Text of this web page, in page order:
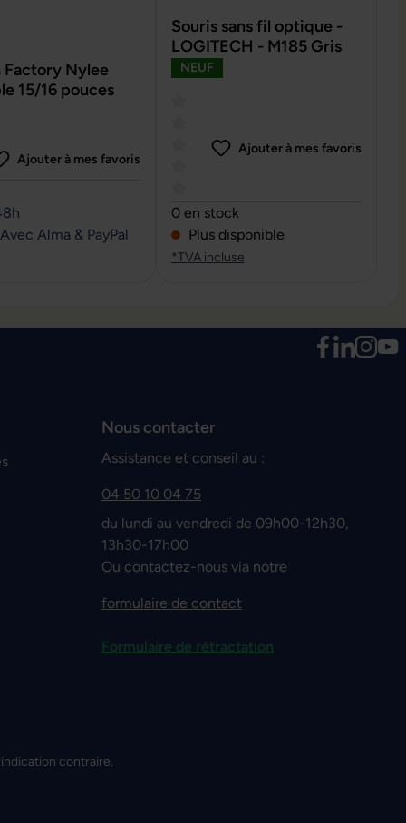
Factory Nylee
15/16 pouces
sur 5 étoiles
Ajouter à mes favoris
Alma & PayPal
Souris sans fil optique -
LOGITECH - M185 Gris
NEUF
Note moyenne de 0 sur 5 étoiles
Ajouter à mes favoris
0 en stock
Plus disponible
*TVA incluse
Nous contacter
Assistance et conseil au :
04 50 10 04 75
du lundi au vendredi de 09h00-12h30,
13h30-17h00
Ou contactez-nous via notre
formulaire de contact
Formulaire de rétractation
contraire.